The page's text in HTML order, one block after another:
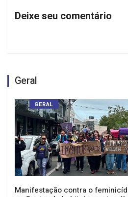
Deixe seu comentário
Geral
GERAL
Manifestação contra o